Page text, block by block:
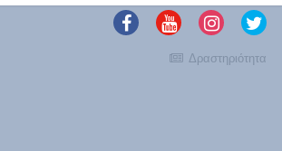
Δραστηριότητα